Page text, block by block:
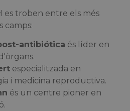
es troben entre els més
camps:
antibiótica és líder en
especialitzada en
i medicina reproductiva.
és un centre pioner en